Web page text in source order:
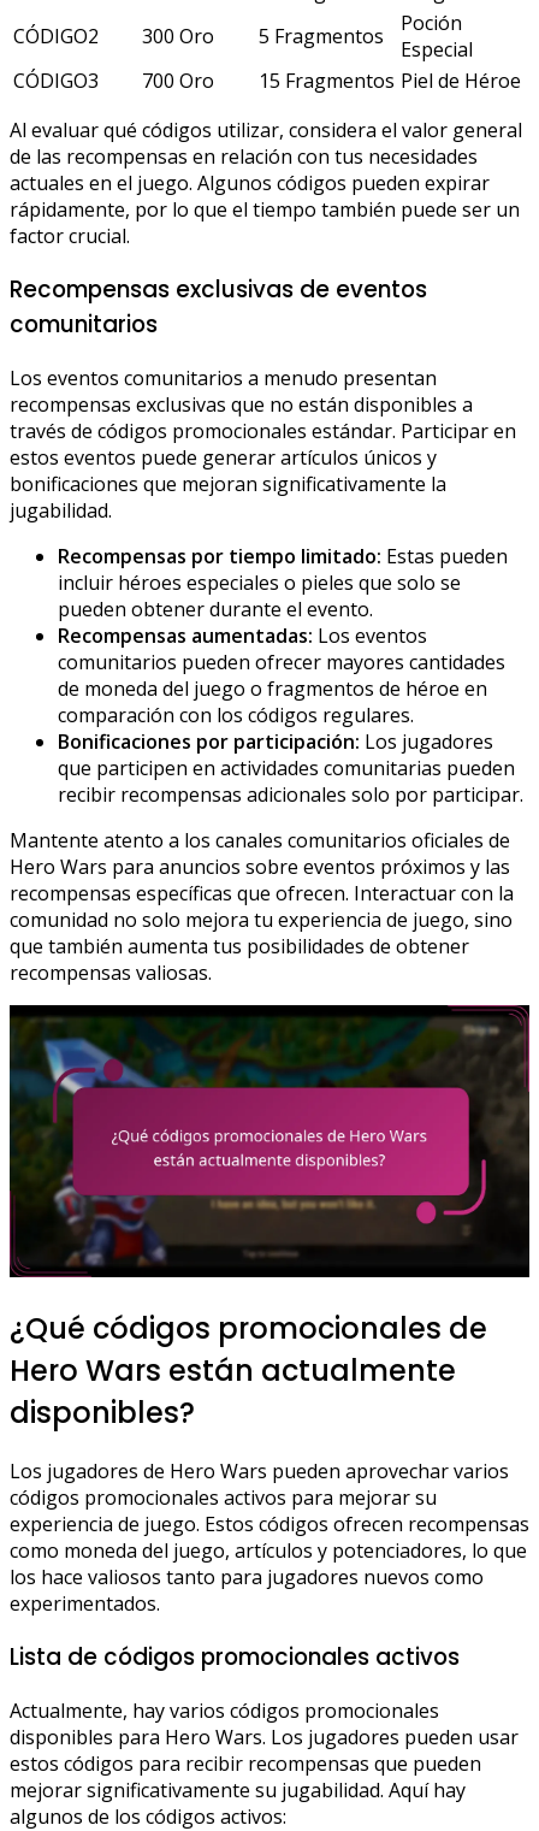
CÓDIGO2
300 Oro 5 Fragmentos
Poción
Especial
CÓDIGO3
700 Oro 15 Fragmentos Piel de Héroe
Al evaluar qué códigos utilizar, considera el valor general
de las recompensas en relación con tus necesidades
actuales en el juego. Algunos códigos pueden expirar
rápidamente, por lo que el tiempo también puede ser un
factor crucial.
Recompensas exclusivas de eventos
comunitarios
Los eventos comunitarios a menudo presentan
recompensas exclusivas que no están disponibles a
través de códigos promocionales estándar. Participar en
estos eventos puede generar artículos únicos y
bonificaciones que mejoran significativamente la
jugabilidad.
Recompensas por tiempo limitado: Estas pueden
incluir héroes especiales o pieles que solo se
pueden obtener durante el evento.
Recompensas aumentadas: Los eventos
comunitarios pueden ofrecer mayores cantidades
de moneda del juego o fragmentos de héroe en
comparación con los códigos regulares.
Bonificaciones por participación: Los jugadores
que participen en actividades comunitarias pueden
recibir recompensas adicionales solo por participar.
Mantente atento a los canales comunitarios oficiales de
Hero Wars para anuncios sobre eventos próximos y las
recompensas específicas que ofrecen. Interactuar con la
comunidad no solo mejora tu experiencia de juego, sino
que también aumenta tus posibilidades de obtener
recompensas valiosas.
¿Qué códigos promocionales de
Hero Wars están actualmente
disponibles?
Los jugadores de Hero Wars pueden aprovechar varios
códigos promocionales activos para mejorar su
experiencia de juego. Estos códigos ofrecen recompensas
como moneda del juego, artículos y potenciadores, lo que
los hace valiosos tanto para jugadores nuevos como
experimentados.
Lista de códigos promocionales activos
Actualmente, hay varios códigos promocionales
disponibles para Hero Wars. Los jugadores pueden usar
estos códigos para recibir recompensas que pueden
mejorar significativamente su jugabilidad. Aquí hay
algunos de los códigos activos: